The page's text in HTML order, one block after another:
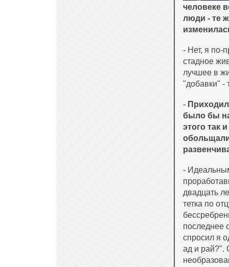
человеке
люди - те
- Нет, я по-
стадное
лучшее в
"добавки" -
-
было бы
этого так
-
двадцать
тетка по
последнее
спросил я
ад и рай?".